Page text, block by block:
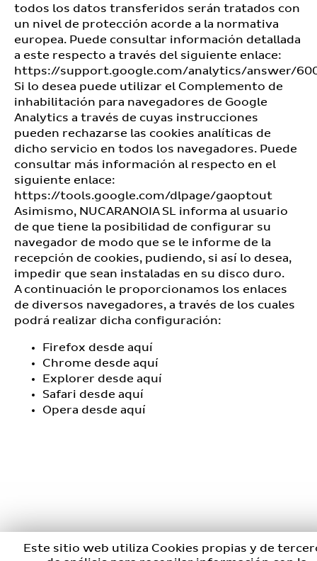
todos los datos transferidos serán tratados con
un nivel de protección acorde a la normativa
europea. Puede consultar información detallada
a este respecto a través del siguiente enlace:
https://support.google.com/analytics/answer/
Si lo desea puede utilizar el Complemento de
inhabilitación para navegadores de Google
Analytics a través de cuyas instrucciones
pueden rechazarse las cookies analíticas de
dicho servicio en todos los navegadores. Puede
consultar más información al respecto en el
siguiente enlace:
https://tools.google.com/dlpage/gaoptout
Asimismo, NUCARANOIA SL informa al usuario
de que tiene la posibilidad de configurar su
navegador de modo que se le informe de la
recepción de cookies, pudiendo, si así lo desea,
impedir que sean instaladas en su disco duro.
A continuación le proporcionamos los enlaces
de diversos navegadores, a través de los cuales
podrá realizar dicha configuración:
Firefox desde aquí
Chrome desde aquí
Explorer desde aquí
Safari desde aquí
Opera desde aquí
Este sitio web utiliza Cookies propias y de